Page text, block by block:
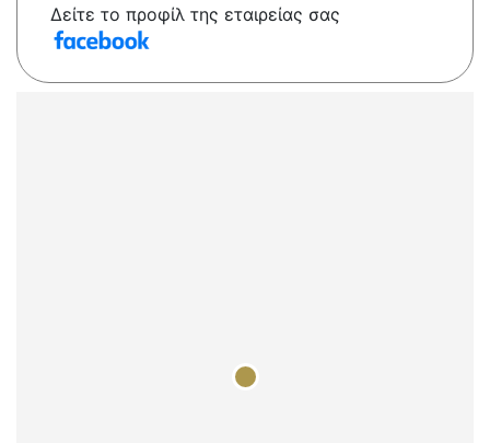
Δείτε το προφίλ της εταιρείας σας